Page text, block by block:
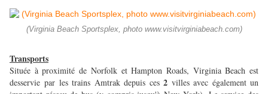
(Virginia Beach Sportsplex, photo www.visitvirginiabeach.com)
Transports
Située à proximité de Norfolk et Hampton Roads, Virginia Beach est
desservie par les trains Amtrak depuis ces2 villes avec également un